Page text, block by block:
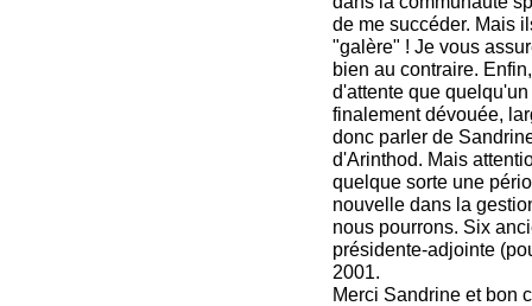
de me succéder. Mais
"galère" ! Je vous
bien au contraire.
d'attente que
finalement dévouée,
donc parler de
d'Arinthod. Mais
quelque sorte une
nouvelle dans la
nous pourrons. Six
présidente-adjointe
2001.
Merci Sandrine et bon